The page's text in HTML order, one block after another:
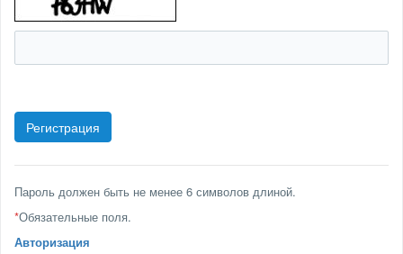
Пароль должен быть не менее 6 символов длиной.
*Обязательные поля.
Авторизация